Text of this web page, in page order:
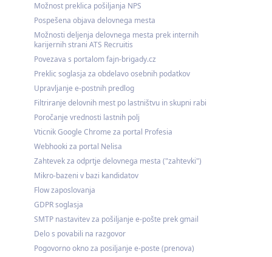
Možnost preklica pošiljanja NPS
Pospešena objava delovnega mesta
Možnosti deljenja delovnega mesta prek internih
karijernih strani ATS Recruitis
Povezava s portalom fajn-brigady.cz
Preklic soglasja za obdelavo osebnih podatkov
Upravljanje e-postnih predlog
Filtriranje delovnih mest po lastništvu in skupni rabi
Poročanje vrednosti lastnih polj
Vticnik Google Chrome za portal Profesia
Webhooki za portal Nelisa
Zahtevek za odprtje delovnega mesta ("zahtevki")
Mikro-bazeni v bazi kandidatov
Flow zaposlovanja
GDPR soglasja
SMTP nastavitev za pošiljanje e-pošte prek gmail
Delo s povabili na razgovor
Pogovorno okno za posiljanje e-poste (prenova)